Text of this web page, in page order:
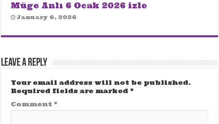
Müge Anlı 6 Ocak 2026 izle
January 6, 2026
Leave a Reply
Your email address will not be published.
Required fields are marked *
Comment *